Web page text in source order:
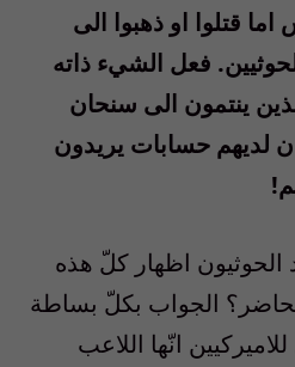
قتلوا او ذهبوا الى
فعل الشيء ذاته
ينتمون الى سنحان
لديهم حسابات يريدون
الحوثيون اظهار كلّ هذه
الجواب بكلّ بساطة
انّها اللاعب